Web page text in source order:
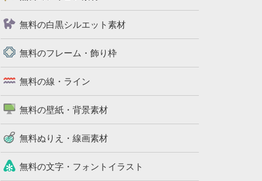
無料の白黒シルエット素材
無料のフレーム・飾り枠
無料の線・ライン
無料の壁紙・背景素材
無料ぬりえ・線画素材
無料の文字・フォントイラスト